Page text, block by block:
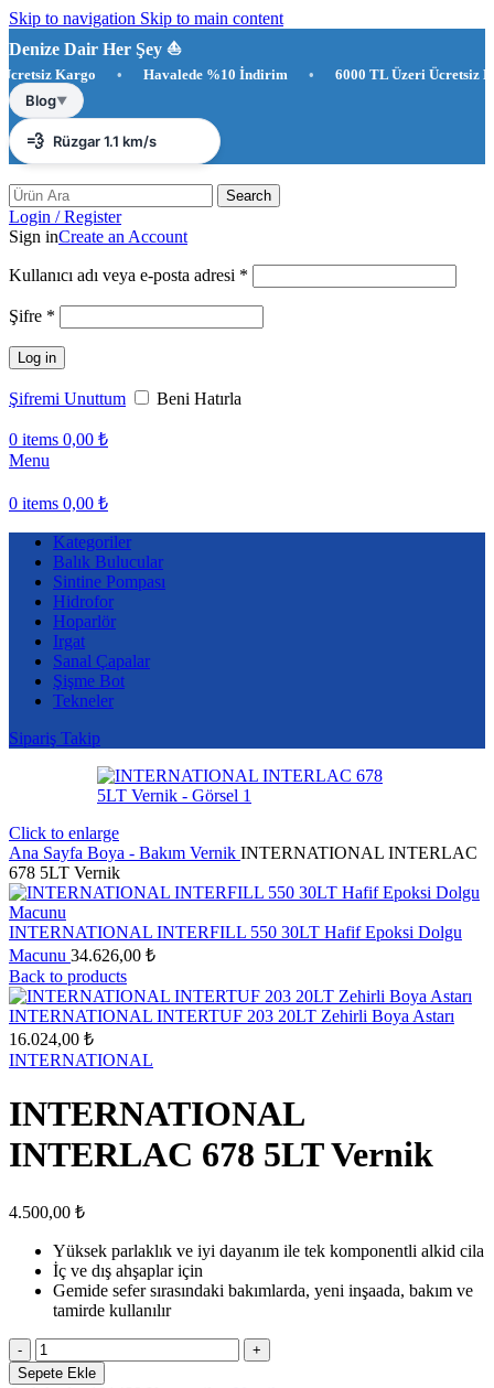
Skip to navigation Skip to main content
Denize Dair Her Şey ⛵️
Kargo • Havalede %10 İndirim • 6000 TL Üzeri Ücretsiz Kargo
Blog▼
☀️ Antalya 28°C
💨 Rüzgar 1.1 km/s
💧 Nem %88
Search
Login / Register
Sign inCreate an Account
Kullanıcı adı veya e-posta adresi *
Şifre *
Log in
Şifremi Unuttum Beni Hatırla
0 items 0,00 ₺
Menu
0 items 0,00 ₺
Kategoriler
Balık Bulucular
Sintine Pompası
Hidrofor
Hoparlör
Irgat
Sanal Çapalar
Şişme Bot
Tekneler
Sipariş Takip
Click to enlarge
Ana Sayfa Boya - Bakım Vernik INTERNATIONAL INTERLAC
678 5LT Vernik
INTERNATIONAL INTERFILL 550 30LT Hafif Epoksi Dolgu
Macunu 34.626,00 ₺
Back to products
INTERNATIONAL INTERTUF 203 20LT Zehirli Boya Astarı
16.024,00 ₺
INTERNATIONAL
INTERNATIONAL
INTERLAC 678 5LT Vernik
4.500,00 ₺
Yüksek parlaklık ve iyi dayanım ile tek komponentli alkid cila
İç ve dış ahşaplar için
Gemide sefer sırasındaki bakımlarda, yeni inşaada, bakım ve
tamirde kullanılır
INTERNATIONAL
INTERLAC
Sepete Ekle